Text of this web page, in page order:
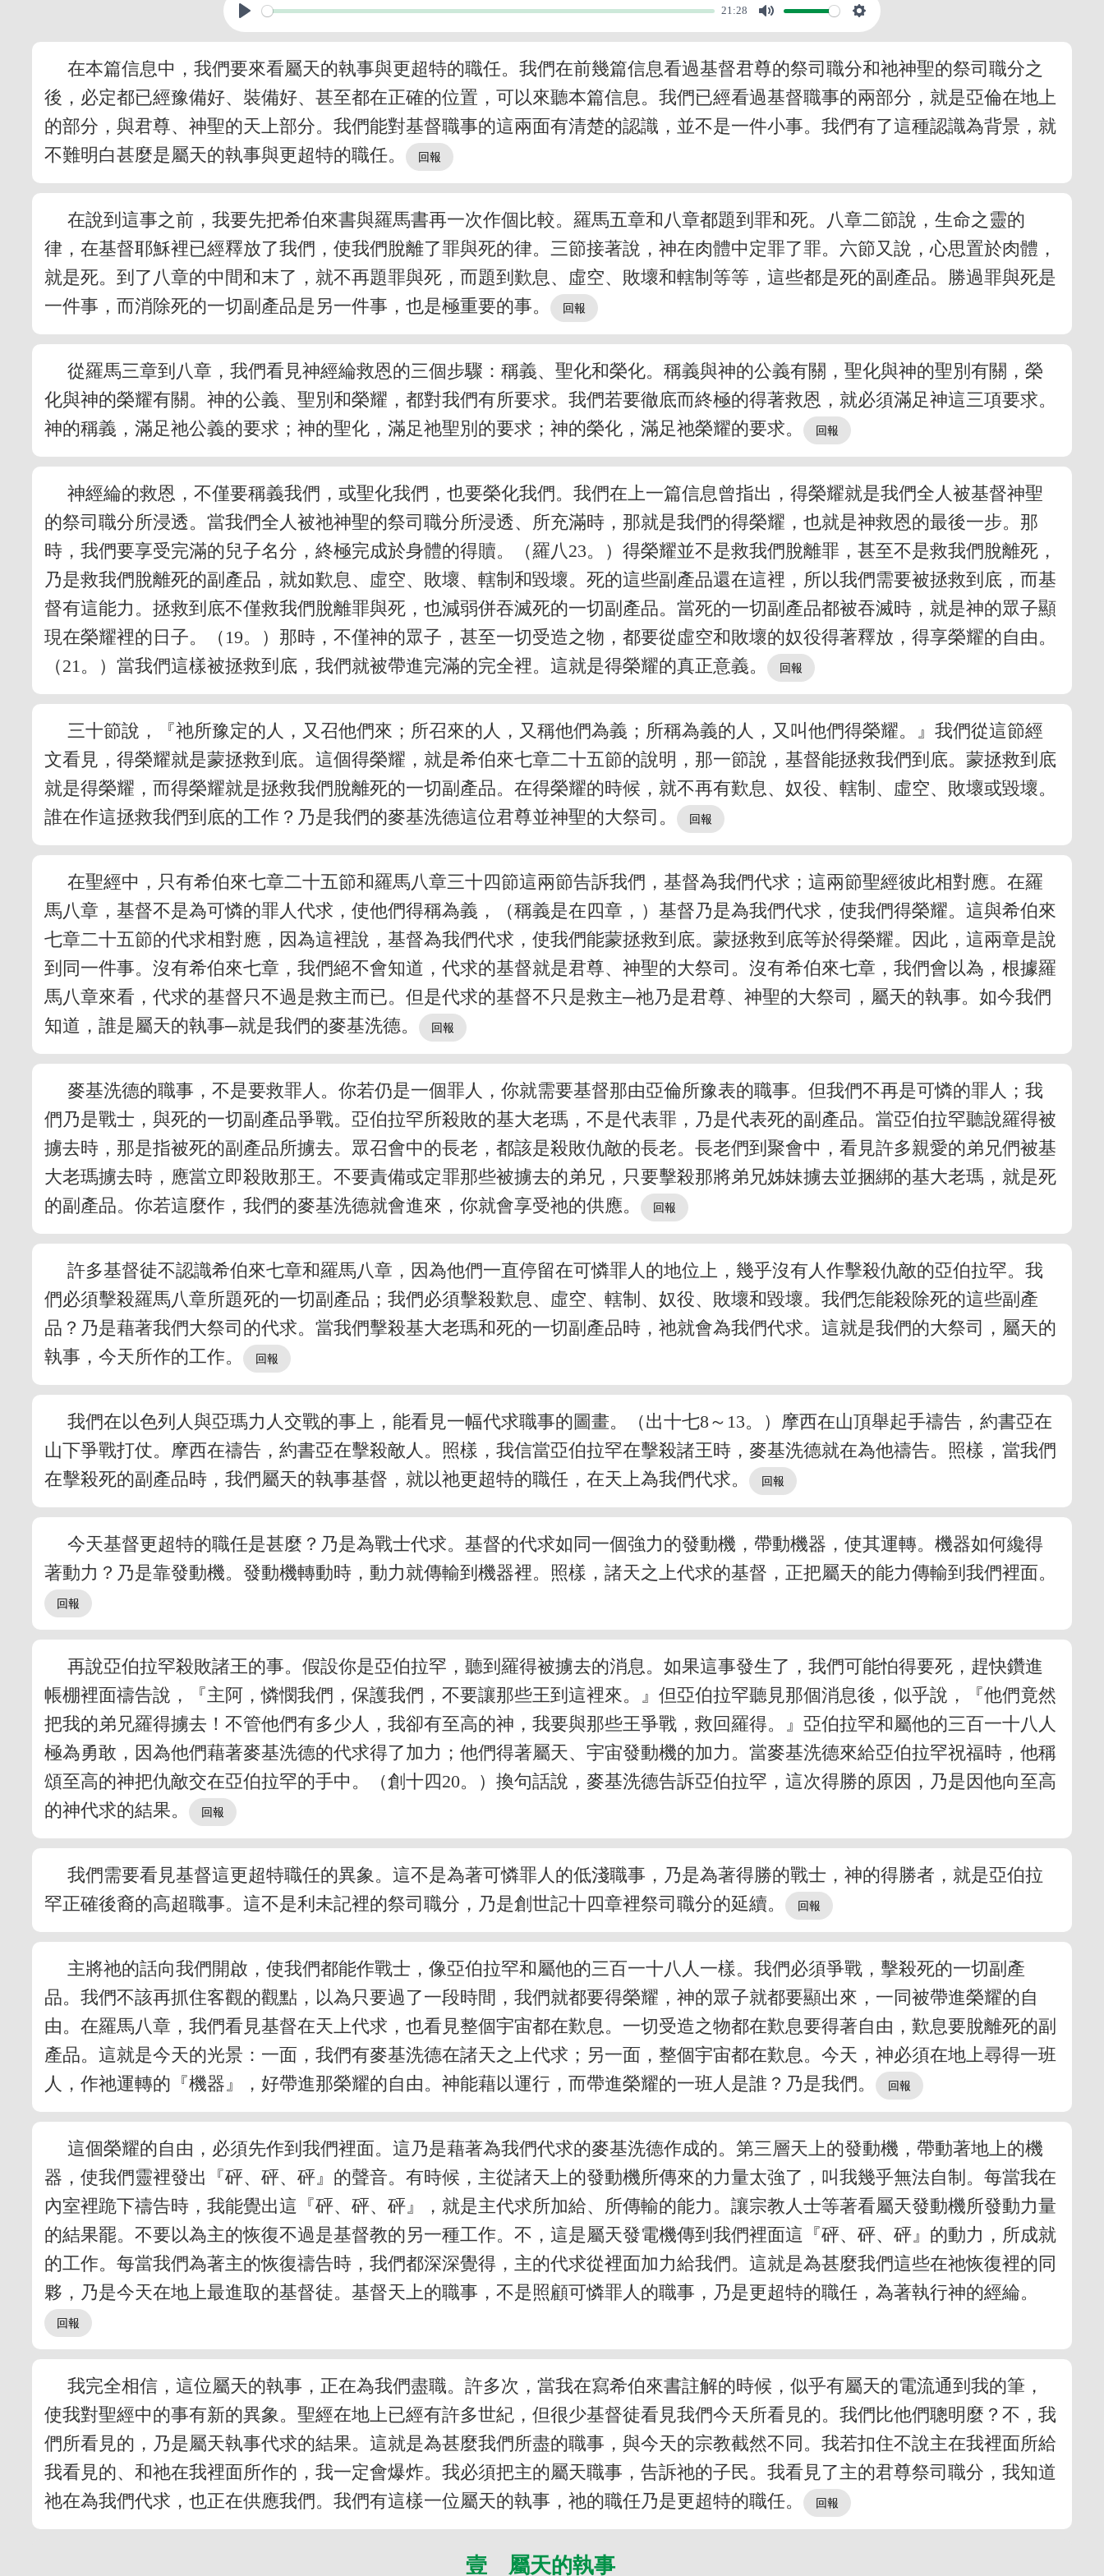
21:28
在本篇信息中，我們要來看屬天的執事與更超特的職任。我們在前幾篇信息看過基督君尊的祭司職分和祂神聖的祭司職分之
後，必定都已經豫備好、裝備好、甚至都在正確的位置，可以來聽本篇信息。我們已經看過基督職事的兩部分，就是亞倫在地上
的部分，與君尊、神聖的天上部分。我們能對基督職事的這兩面有清楚的認識，並不是一件小事。我們有了這種認識為背景，就
不難明白甚麼是屬天的執事與更超特的職任。
在說到這事之前，我要先把希伯來書與羅馬書再一次作個比較。羅馬五章和八章都題到罪和死。八章二節說，生命之靈的
律，在基督耶穌裡已經釋放了我們，使我們脫離了罪與死的律。三節接著說，神在肉體中定罪了罪。六節又說，心思置於肉體，
就是死。到了八章的中間和末了，就不再題罪與死，而題到歎息、虛空、敗壞和轄制等等，這些都是死的副產品。勝過罪與死是
一件事，而消除死的一切副產品是另一件事，也是極重要的事。
從羅馬三章到八章，我們看見神經綸救恩的三個步驟：稱義、聖化和榮化。稱義與神的公義有關，聖化與神的聖別有關，榮
化與神的榮耀有關。神的公義、聖別和榮耀，都對我們有所要求。我們若要徹底而終極的得著救恩，就必須滿足神這三項要求。
神的稱義，滿足祂公義的要求；神的聖化，滿足祂聖別的要求；神的榮化，滿足祂榮耀的要求。
神經綸的救恩，不僅要稱義我們，或聖化我們，也要榮化我們。我們在上一篇信息曾指出，得榮耀就是我們全人被基督神聖
的祭司職分所浸透。當我們全人被祂神聖的祭司職分所浸透、所充滿時，那就是我們的得榮耀，也就是神救恩的最後一步。那
時，我們要享受完滿的兒子名分，終極完成於身體的得贖。（羅八23。）得榮耀並不是救我們脫離罪，甚至不是救我們脫離死，
乃是救我們脫離死的副產品，就如歎息、虛空、敗壞、轄制和毀壞。死的這些副產品還在這裡，所以我們需要被拯救到底，而基
督有這能力。拯救到底不僅救我們脫離罪與死，也減弱併吞滅死的一切副產品。當死的一切副產品都被吞滅時，就是神的眾子顯
現在榮耀裡的日子。（19。）那時，不僅神的眾子，甚至一切受造之物，都要從虛空和敗壞的奴役得著釋放，得享榮耀的自由。
（21。）當我們這樣被拯救到底，我們就被帶進完滿的完全裡。這就是得榮耀的真正意義。
三十節說，『祂所豫定的人，又召他們來；所召來的人，又稱他們為義；所稱為義的人，又叫他們得榮耀。』我們從這節經
文看見，得榮耀就是蒙拯救到底。這個得榮耀，就是希伯來七章二十五節的說明，那一節說，基督能拯救我們到底。蒙拯救到底
就是得榮耀，而得榮耀就是拯救我們脫離死的一切副產品。在得榮耀的時候，就不再有歎息、奴役、轄制、虛空、敗壞或毀壞。
誰在作這拯救我們到底的工作？乃是我們的麥基洗德這位君尊並神聖的大祭司。
在聖經中，只有希伯來七章二十五節和羅馬八章三十四節這兩節告訴我們，基督為我們代求；這兩節聖經彼此相對應。在羅
馬八章，基督不是為可憐的罪人代求，使他們得稱為義，（稱義是在四章，）基督乃是為我們代求，使我們得榮耀。這與希伯來
七章二十五節的代求相對應，因為這裡說，基督為我們代求，使我們能蒙拯救到底。蒙拯救到底等於得榮耀。因此，這兩章是說
到同一件事。沒有希伯來七章，我們絕不會知道，代求的基督就是君尊、神聖的大祭司。沒有希伯來七章，我們會以為，根據羅
馬八章來看，代求的基督只不過是救主而已。但是代求的基督不只是救主─祂乃是君尊、神聖的大祭司，屬天的執事。如今我們
知道，誰是屬天的執事─就是我們的麥基洗德。
麥基洗德的職事，不是要救罪人。你若仍是一個罪人，你就需要基督那由亞倫所豫表的職事。但我們不再是可憐的罪人；我
們乃是戰士，與死的一切副產品爭戰。亞伯拉罕所殺敗的基大老瑪，不是代表罪，乃是代表死的副產品。當亞伯拉罕聽說羅得被
擄去時，那是指被死的副產品所擄去。眾召會中的長老，都該是殺敗仇敵的長老。長老們到聚會中，看見許多親愛的弟兄們被基
大老瑪擄去時，應當立即殺敗那王。不要責備或定罪那些被擄去的弟兄，只要擊殺那將弟兄姊妹擄去並捆綁的基大老瑪，就是死
的副產品。你若這麼作，我們的麥基洗德就會進來，你就會享受祂的供應。
許多基督徒不認識希伯來七章和羅馬八章，因為他們一直停留在可憐罪人的地位上，幾乎沒有人作擊殺仇敵的亞伯拉罕。我
們必須擊殺羅馬八章所題死的一切副產品；我們必須擊殺歎息、虛空、轄制、奴役、敗壞和毀壞。我們怎能殺除死的這些副產
品？乃是藉著我們大祭司的代求。當我們擊殺基大老瑪和死的一切副產品時，祂就會為我們代求。這就是我們的大祭司，屬天的
執事，今天所作的工作。
我們在以色列人與亞瑪力人交戰的事上，能看見一幅代求職事的圖畫。（出十七8～13。）摩西在山頂舉起手禱告，約書亞在
山下爭戰打仗。摩西在禱告，約書亞在擊殺敵人。照樣，我信當亞伯拉罕在擊殺諸王時，麥基洗德就在為他禱告。照樣，當我們
在擊殺死的副產品時，我們屬天的執事基督，就以祂更超特的職任，在天上為我們代求。
今天基督更超特的職任是甚麼？乃是為戰士代求。基督的代求如同一個強力的發動機，帶動機器，使其運轉。機器如何纔得
著動力？乃是靠發動機。發動機轉動時，動力就傳輸到機器裡。照樣，諸天之上代求的基督，正把屬天的能力傳輸到我們裡面。
再說亞伯拉罕殺敗諸王的事。假設你是亞伯拉罕，聽到羅得被擄去的消息。如果這事發生了，我們可能怕得要死，趕快鑽進
帳棚裡面禱告說，『主阿，憐憫我們，保護我們，不要讓那些王到這裡來。』但亞伯拉罕聽見那個消息後，似乎說，『他們竟然
把我的弟兄羅得擄去！不管他們有多少人，我卻有至高的神，我要與那些王爭戰，救回羅得。』亞伯拉罕和屬他的三百一十八人
極為勇敢，因為他們藉著麥基洗德的代求得了加力；他們得著屬天、宇宙發動機的加力。當麥基洗德來給亞伯拉罕祝福時，他稱
頌至高的神把仇敵交在亞伯拉罕的手中。（創十四20。）換句話說，麥基洗德告訴亞伯拉罕，這次得勝的原因，乃是因他向至高
的神代求的結果。
我們需要看見基督這更超特職任的異象。這不是為著可憐罪人的低淺職事，乃是為著得勝的戰士，神的得勝者，就是亞伯拉
罕正確後裔的高超職事。這不是利未記裡的祭司職分，乃是創世記十四章裡祭司職分的延續。
主將祂的話向我們開啟，使我們都能作戰士，像亞伯拉罕和屬他的三百一十八人一樣。我們必須爭戰，擊殺死的一切副產
品。我們不該再抓住客觀的觀點，以為只要過了一段時間，我們就都要得榮耀，神的眾子就都要顯出來，一同被帶進榮耀的自
由。在羅馬八章，我們看見基督在天上代求，也看見整個宇宙都在歎息。一切受造之物都在歎息要得著自由，歎息要脫離死的副
產品。這就是今天的光景：一面，我們有麥基洗德在諸天之上代求；另一面，整個宇宙都在歎息。今天，神必須在地上尋得一班
人，作祂運轉的『機器』，好帶進那榮耀的自由。神能藉以運行，而帶進榮耀的一班人是誰？乃是我們。
這個榮耀的自由，必須先作到我們裡面。這乃是藉著為我們代求的麥基洗德作成的。第三層天上的發動機，帶動著地上的機
器，使我們靈裡發出『砰、砰、砰』的聲音。有時候，主從諸天上的發動機所傳來的力量太強了，叫我幾乎無法自制。每當我在
內室裡跪下禱告時，我能覺出這『砰、砰、砰』，就是主代求所加給、所傳輸的能力。讓宗教人士等著看屬天發動機所發動力量
的結果罷。不要以為主的恢復不過是基督教的另一種工作。不，這是屬天發電機傳到我們裡面這『砰、砰、砰』的動力，所成就
的工作。每當我們為著主的恢復禱告時，我們都深深覺得，主的代求從裡面加力給我們。這就是為甚麼我們這些在祂恢復裡的同
夥，乃是今天在地上最進取的基督徒。基督天上的職事，不是照顧可憐罪人的職事，乃是更超特的職任，為著執行神的經綸。
我完全相信，這位屬天的執事，正在為我們盡職。許多次，當我在寫希伯來書註解的時候，似乎有屬天的電流通到我的筆，
使我對聖經中的事有新的異象。聖經在地上已經有許多世紀，但很少基督徒看見我們今天所看見的。我們比他們聰明麼？不，我
們所看見的，乃是屬天執事代求的結果。這就是為甚麼我們所盡的職事，與今天的宗教截然不同。我若扣住不說主在我裡面所給
我看見的、和祂在我裡面所作的，我一定會爆炸。我必須把主的屬天職事，告訴祂的子民。我看見了主的君尊祭司職分，我知道
祂在為我們代求，也正在供應我們。我們有這樣一位屬天的執事，祂的職任乃是更超特的職任。
壹 屬天的執事